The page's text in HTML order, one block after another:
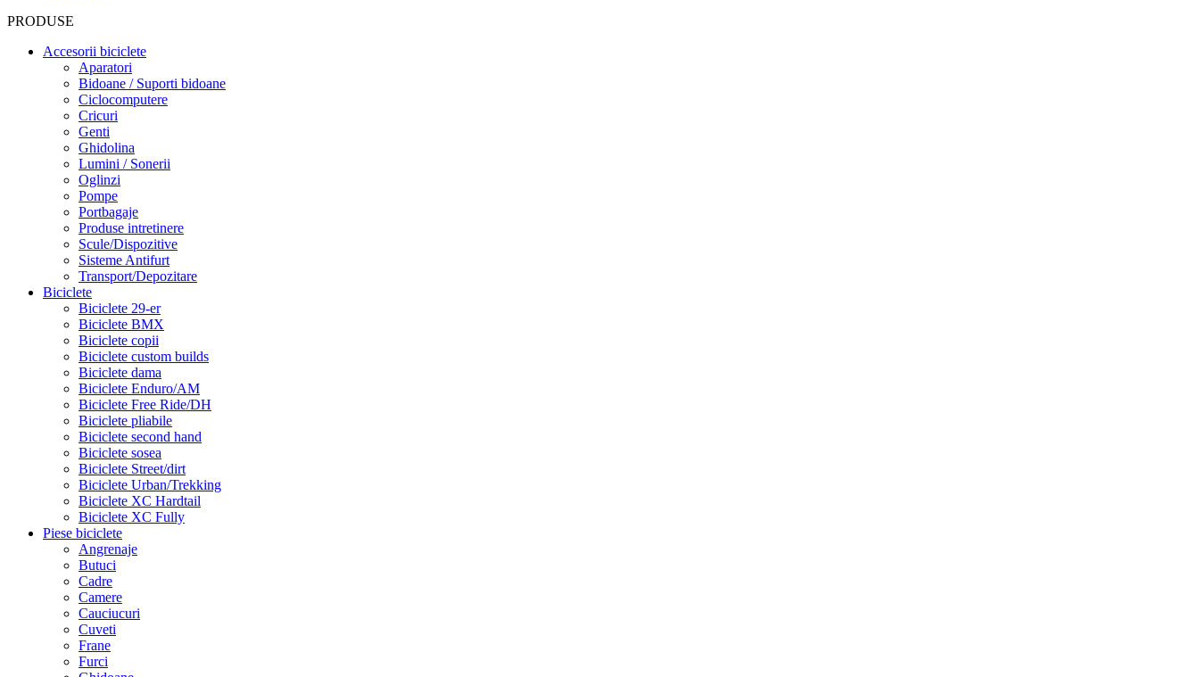
PRODUSE
Accesorii biciclete
Aparatori
Bidoane / Suporti bidoane
Ciclocomputere
Cricuri
Genti
Ghidolina
Lumini / Sonerii
Oglinzi
Pompe
Portbagaje
Produse intretinere
Scule/Dispozitive
Sisteme Antifurt
Transport/Depozitare
Biciclete
Biciclete 29-er
Biciclete BMX
Biciclete copii
Biciclete custom builds
Biciclete dama
Biciclete Enduro/AM
Biciclete Free Ride/DH
Biciclete pliabile
Biciclete second hand
Biciclete sosea
Biciclete Street/dirt
Biciclete Urban/Trekking
Biciclete XC Hardtail
Biciclete XC Fully
Piese biciclete
Angrenaje
Butuci
Cadre
Camere
Cauciucuri
Cuveti
Frane
Furci